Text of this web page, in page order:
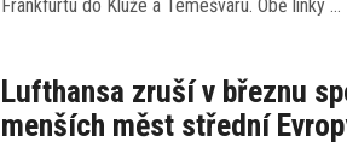
Frankfurtu do Kluže a Temešváru. Obě linky …
Lufthansa zruší v březnu
menších měst střední